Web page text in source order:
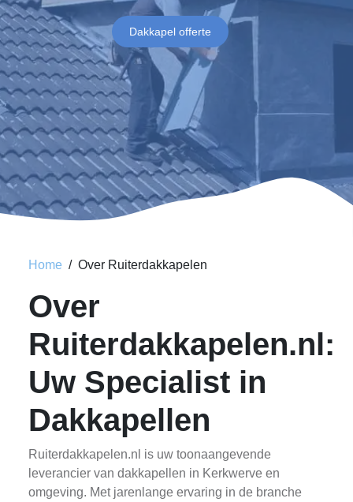
Dakkapel offerte
Home Over Ruiterdakkapelen
Over
Ruiterdakkapelen.nl:
Uw Specialist in
Dakkapellen
Ruiterdakkapelen.nl is uw toonaangevende
leverancier van dakkapellen in Kerkwerve en
omgeving. Met jarenlange ervaring in de branche